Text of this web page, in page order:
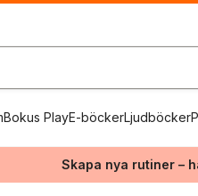
Bokus PlayE-böckerLjudböcker
Skapa nya rutiner –